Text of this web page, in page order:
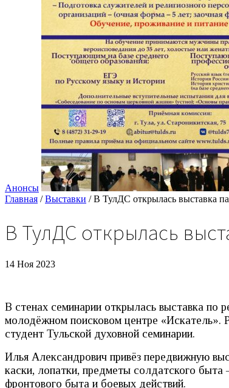
Анонсы
Главная / Выставки / В ТулДС открылась выставка
В ТулДС открылась
14 Ноя 2023
В стенах семинарии открылась выставка по
молодёжном поисковом центре «Искатель».
студент Тульской духовной семинарии.
Илья Александрович привёз передвижную
каски, лопатки, предметы солдатского
фронтового быта и боевых действий.